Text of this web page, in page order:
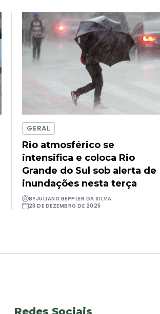
GERAL
Rio atmosférico se
intensifica e coloca Rio
Grande do Sul sob alerta de
inundações nesta terça
BYJULIANO BEPPLER DA SILVA
23 DE DEZEMBRO DE 2025
Redes Sociais